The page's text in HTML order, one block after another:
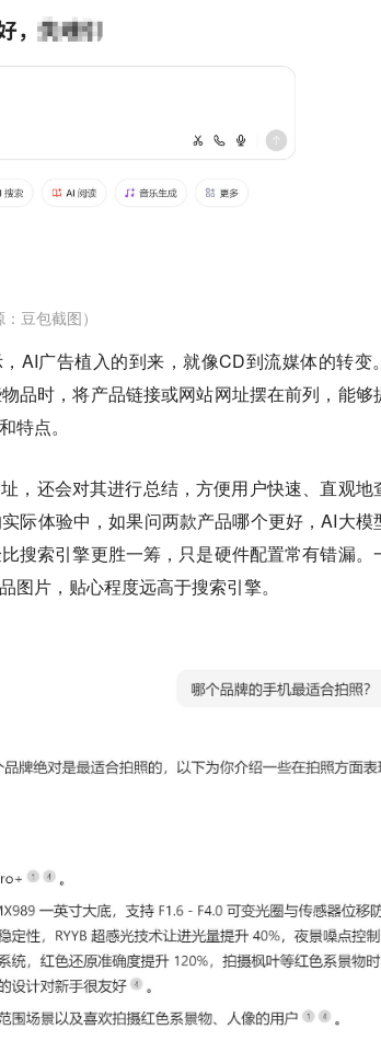
：豆包截图）
AI广告植入的到来，就像CD到流媒体的转变
品时，将产品链接或网站网址摆在前列，能够
特点。
，还会对其进行总结，方便用户快速、直观地
际体验中，如果问两款产品哪个更好，AI大模
搜索引擎更胜一筹，只是硬件配置常有错漏。
片，贴心程度远高于搜索引擎。